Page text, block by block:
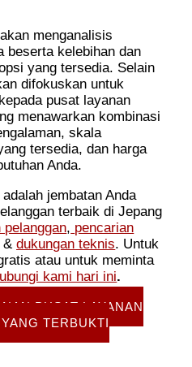
menganalisis
beserta kelebihan dan
yang tersedia. Selain
difokuskan untuk
pusat layanan
menawarkan kombinasi
skala
tersedia, dan harga
Anda.
jembatan Anda
terbaik di Jepang
pelanggan, pencarian
&dukungan teknis. Untuk
atau untuk meminta
kami hari ini.
PUSAT LAYANAN
TERBUKTI